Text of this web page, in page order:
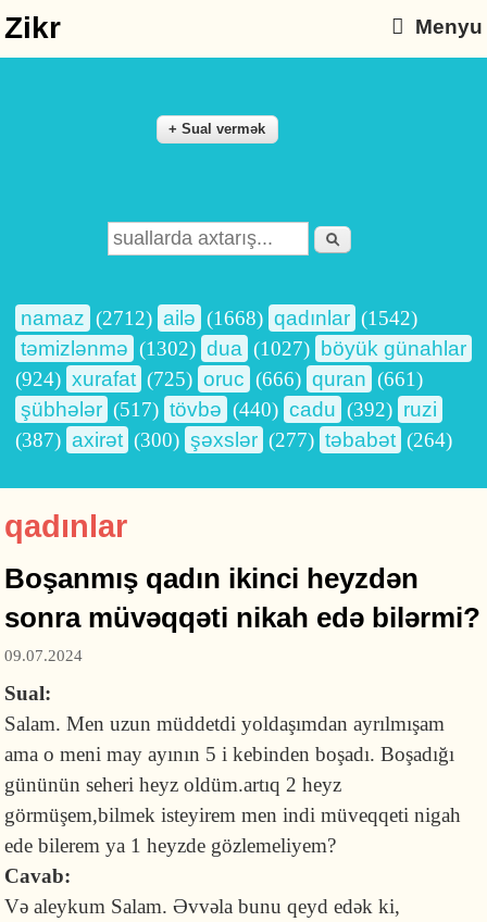
Zikr Menyu
Search form
Axtarış
namaz (2712) ailə (1668) qadınlar (1542)
təmizlənmə (1302) dua (1027)
böyük günahlar
(924) xurafat (725) oruc (666) quran (661)
şübhələr (517) tövbə (440) cadu (392) ruzi
(387) axirət (300) şəxslər (277) təbabət (264)
qadınlar
Boşanmış qadın ikinci heyzdən
sonra müvəqqəti nikah edə bilərmi?
09.07.2024
Sual:
Salam. Men uzun müddetdi yoldaşımdan ayrılmışam
ama o meni may ayının 5 i kebinden boşadı. Boşadığı
gününün seheri heyz oldüm.artıq 2 heyz
görmüşem,bilmek isteyirem men indi müveqqeti nigah
ede bilerem ya 1 heyzde gözlemeliyem?
Cavab:
Və aleykum Salam. Əvvəla bunu qeyd edək ki,